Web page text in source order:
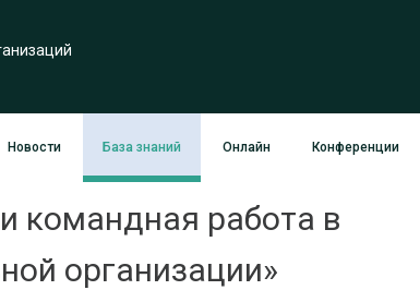
Новости База знаний Онлайн Конференции
командная работа в
организации»